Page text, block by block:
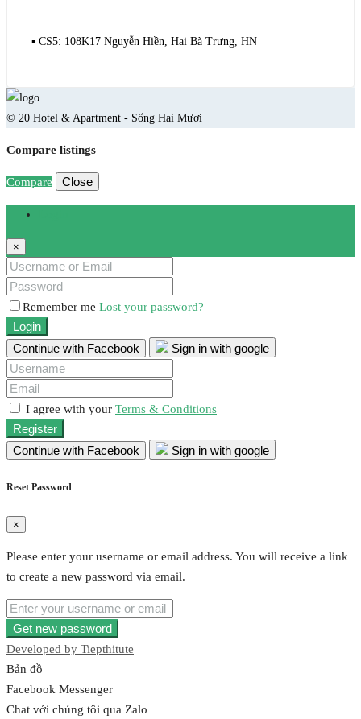
▪️ CS5: 108K17 Nguyễn Hiền, Hai Bà Trưng, HN
© 20 Hotel & Apartment - Sống Hai Mươi
Compare listings
Compare Close
×
Remember me Lost your password?
Login
Continue with Facebook
Sign in with google
I agree with your Terms & Conditions
Register
Continue with Facebook
Sign in with google
Reset Password
×
Please enter your username or email address. You will receive a link
to create a new password via email.
Get new password
Developed by Tiepthitute
Bản đồ
Facebook Messenger
Chat với chúng tôi qua Zalo